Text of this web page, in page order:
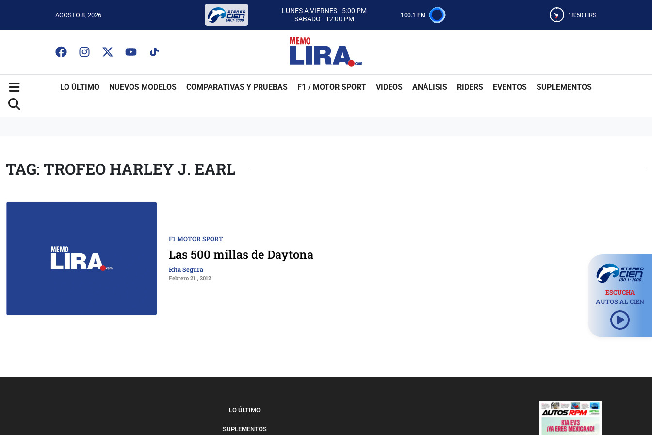
AGOSTO 8, 2026
LUNES A VIERNES - 5:00 PM
SABADO - 12:00 PM
ESCUCHA AUTOS AL CIEN
CON MEMO LIRA Y SU EQUIPO
LUNES A VIERNES - 5:00 PM
SABADO - 12:00 PM
100.1 FM 18:50 HRS
LO ÚLTIMO NUEVOS MODELOS COMPARATIVAS Y PRUEBAS F1 / MOTOR SPORT VIDEOS ANÁLISIS RIDERS EVENTOS SUPLEMENTOS
TAG: TROFEO HARLEY J. EARL
F1 MOTOR SPORT
Las 500 millas de Daytona
Rita Segura
Febrero 21 , 2012
ESCUCHA
AUTOS AL CIEN
LO ÚLTIMO
SUPLEMENTOS